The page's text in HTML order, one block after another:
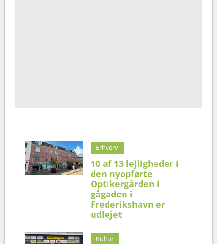
Erhverv
10 af 13 lejligheder i
den nyopførte
Optikergården i
gågaden i
Frederikshavn er
udlejet
Kultur